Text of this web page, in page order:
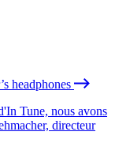
headphones
Tune, nous avons
directeur